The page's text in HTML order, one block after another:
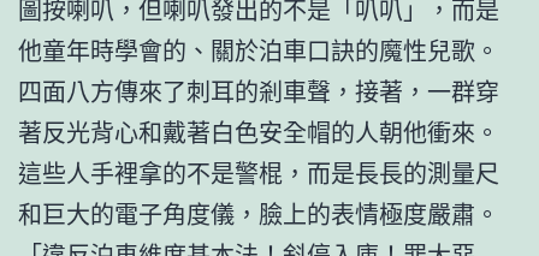
圖按喇叭，但喇叭發出的不是「叭叭」，而是
他童年時學會的、關於泊車口訣的魔性兒歌。
四面八方傳來了刺耳的剎車聲，接著，一群穿
著反光背心和戴著白色安全帽的人朝他衝來。
這些人手裡拿的不是警棍，而是長長的測量尺
和巨大的電子角度儀，臉上的表情極度嚴肅。